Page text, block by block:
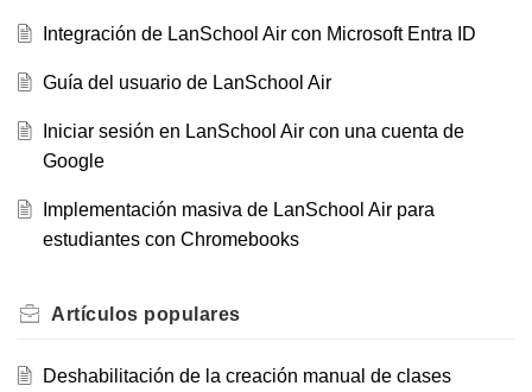
Integración de LanSchool Air con Microsoft Entra ID
Guía del usuario de LanSchool Air
Iniciar sesión en LanSchool Air con una cuenta de
Google
Implementación masiva de LanSchool Air para
estudiantes con Chromebooks
Artículos populares
Deshabilitación de la creación manual de clases